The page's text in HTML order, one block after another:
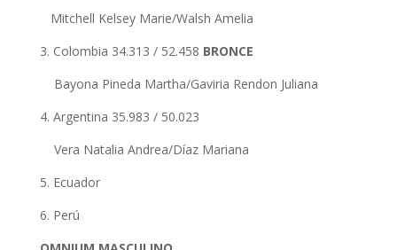
Mitchell Kelsey Marie/Walsh Amelia
3. Colombia 34.313 / 52.458 BRONCE
Bayona Pineda Martha/Gaviria Rendon Juliana
4. Argentina 35.983 / 50.023
Vera Natalia Andrea/Díaz Mariana
5. Ecuador
6. Perú